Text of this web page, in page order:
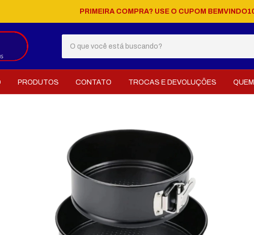
PRIMEIRA COMPRA? USE O CUPOM
PRODUTOS CONTATO TROCAS E DEVOLUÇÕES